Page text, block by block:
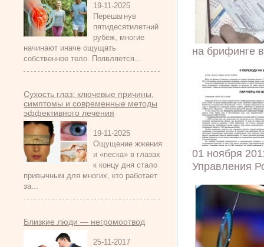
19-11-2025
Перешагнув
пятидесятилетний
рубеж, многие
начинают иначе ощущать
собственное тело. Появляется...
Сухость глаз: ключевые причины,
симптомы и современные методы
эффективного лечения
19-11-2025
Ощущение жжения
и «песка» в глазах
к концу дня стало
привычным для многих, кто работает
за...
Близкие люди — негромоотвод
25-11-2017
на брифинге
01 ноября
Управления